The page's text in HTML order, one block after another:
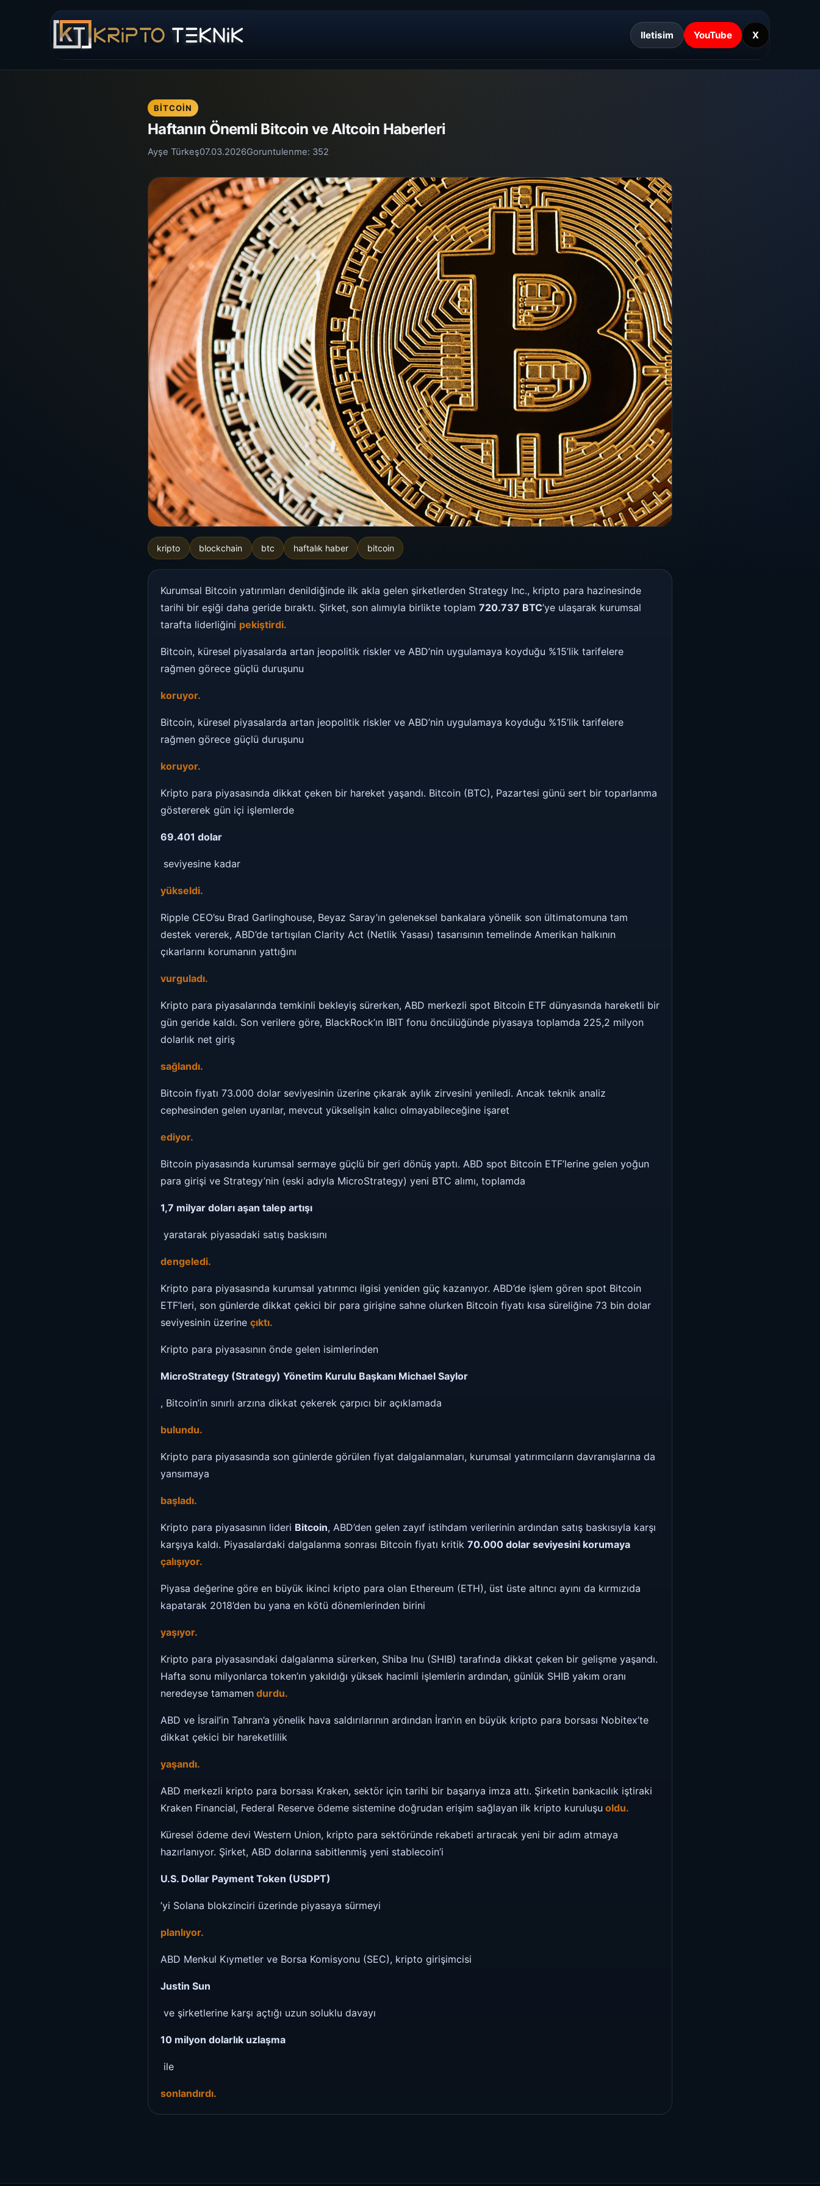
Iletisim YouTube X
BITCOIN
Haftanın Önemli Bitcoin ve Altcoin Haberleri
Ayşe Türkeş07.03.2026Goruntulenme: 352
kripto blockchain btc haftalık haber bitcoin
Kurumsal Bitcoin yatırımları denildiğinde ilk akla gelen şirketlerden Strategy Inc., kripto para hazinesinde
tarihi bir eşiği daha geride bıraktı. Şirket, son alımıyla birlikte toplam 720.737 BTC’ye ulaşarak kurumsal
tarafta liderliğini pekiştirdi.
Bitcoin, küresel piyasalarda artan jeopolitik riskler ve ABD’nin uygulamaya koyduğu %15’lik tarifelere
rağmen görece güçlü duruşunu
koruyor.
Bitcoin, küresel piyasalarda artan jeopolitik riskler ve ABD’nin uygulamaya koyduğu %15’lik tarifelere
rağmen görece güçlü duruşunu
koruyor.
Kripto para piyasasında dikkat çeken bir hareket yaşandı. Bitcoin (BTC), Pazartesi günü sert bir toparlanma
göstererek gün içi işlemlerde
69.401 dolar
seviyesine kadar
yükseldi.
Ripple CEO’su Brad Garlinghouse, Beyaz Saray’ın geleneksel bankalara yönelik son ültimatomuna tam
destek vererek, ABD’de tartışılan Clarity Act (Netlik Yasası) tasarısının temelinde Amerikan halkının
çıkarlarını korumanın yattığını
vurguladı.
Kripto para piyasalarında temkinli bekleyiş sürerken, ABD merkezli spot Bitcoin ETF dünyasında hareketli bir
gün geride kaldı. Son verilere göre, BlackRock’ın IBIT fonu öncülüğünde piyasaya toplamda 225,2 milyon
dolarlık net giriş
sağlandı.
Bitcoin fiyatı 73.000 dolar seviyesinin üzerine çıkarak aylık zirvesini yeniledi. Ancak teknik analiz
cephesinden gelen uyarılar, mevcut yükselişin kalıcı olmayabileceğine işaret
ediyor.
Bitcoin piyasasında kurumsal sermaye güçlü bir geri dönüş yaptı. ABD spot Bitcoin ETF’lerine gelen yoğun
para girişi ve Strategy’nin (eski adıyla MicroStrategy) yeni BTC alımı, toplamda
1,7 milyar doları aşan talep artışı
yaratarak piyasadaki satış baskısını
dengeledi.
Kripto para piyasasında kurumsal yatırımcı ilgisi yeniden güç kazanıyor. ABD’de işlem gören spot Bitcoin
ETF’leri, son günlerde dikkat çekici bir para girişine sahne olurken Bitcoin fiyatı kısa süreliğine 73 bin dolar
seviyesinin üzerine çıktı.
Kripto para piyasasının önde gelen isimlerinden
MicroStrategy (Strategy) Yönetim Kurulu Başkanı Michael Saylor
, Bitcoin’in sınırlı arzına dikkat çekerek çarpıcı bir açıklamada
bulundu.
Kripto para piyasasında son günlerde görülen fiyat dalgalanmaları, kurumsal yatırımcıların davranışlarına da
yansımaya
başladı.
Kripto para piyasasının lideri Bitcoin, ABD’den gelen zayıf istihdam verilerinin ardından satış baskısıyla karşı
karşıya kaldı. Piyasalardaki dalgalanma sonrası Bitcoin fiyatı kritik 70.000 dolar seviyesini korumaya
çalışıyor.
Piyasa değerine göre en büyük ikinci kripto para olan Ethereum (ETH), üst üste altıncı ayını da kırmızıda
kapatarak 2018’den bu yana en kötü dönemlerinden birini
yaşıyor.
Kripto para piyasasındaki dalgalanma sürerken, Shiba Inu (SHIB) tarafında dikkat çeken bir gelişme yaşandı.
Hafta sonu milyonlarca token’ın yakıldığı yüksek hacimli işlemlerin ardından, günlük SHIB yakım oranı
neredeyse tamamen durdu.
ABD ve İsrail’in Tahran’a yönelik hava saldırılarının ardından İran’ın en büyük kripto para borsası Nobitex’te
dikkat çekici bir hareketlilik
yaşandı.
ABD merkezli kripto para borsası Kraken, sektör için tarihi bir başarıya imza attı. Şirketin bankacılık iştiraki
Kraken Financial, Federal Reserve ödeme sistemine doğrudan erişim sağlayan ilk kripto kuruluşu oldu.
Küresel ödeme devi Western Union, kripto para sektöründe rekabeti artıracak yeni bir adım atmaya
hazırlanıyor. Şirket, ABD dolarına sabitlenmiş yeni stablecoin’i
U.S. Dollar Payment Token (USDPT)
’yi Solana blokzinciri üzerinde piyasaya sürmeyi
planlıyor.
ABD Menkul Kıymetler ve Borsa Komisyonu (SEC), kripto girişimcisi
Justin Sun
ve şirketlerine karşı açtığı uzun soluklu davayı
10 milyon dolarlık uzlaşma
ile
sonlandırdı.